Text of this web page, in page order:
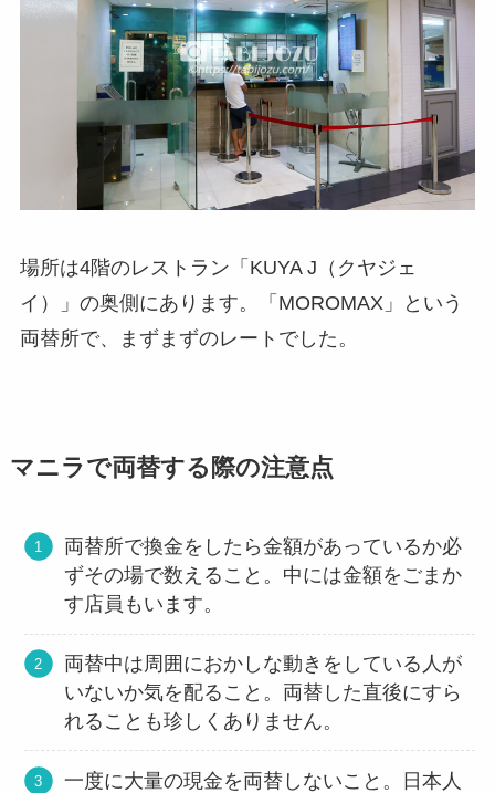
場所は4階のレストラン「KUYA J（クヤジェ
イ）」の奥側にあります。「MOROMAX」という
両替所で、まずまずのレートでした。
マニラで両替する際の注意点
両替所で換金をしたら金額があっているか必
ずその場で数えること。中には金額をごまか
す店員もいます。
両替中は周囲におかしな動きをしている人が
いないか気を配ること。両替した直後にすら
れることも珍しくありません。
一度に大量の現金を両替しないこと。日本人